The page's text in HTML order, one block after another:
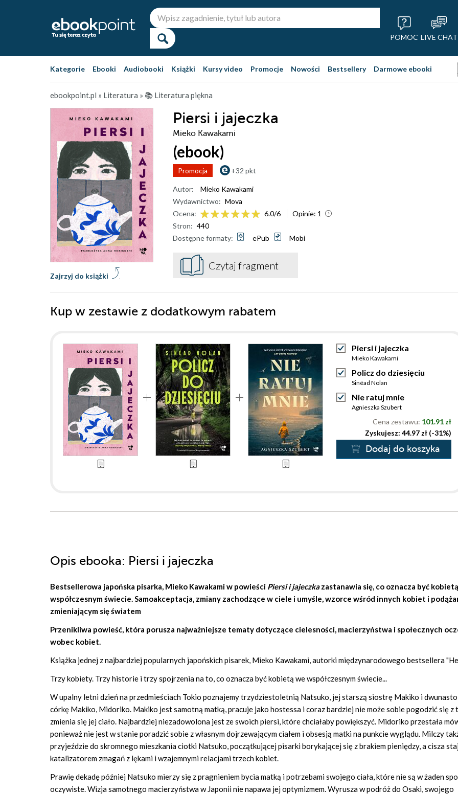
POMOC LIVE CHAT
Kategorie Ebooki Audiobooki Książki Kursy video Promocje Nowości Bestsellery Darmowe ebooki
ebookpoint.pl » Literatura » 📚 Literatura piękna
Piersi i jajeczka
Mieko Kawakami
(ebook)
Promocja +32 pkt
Zajrzyj do książki
Autor:
Mieko Kawakami
Wydawnictwo: Mova
Ocena:
6.0/6 Opinie: 1
Stron: 440
Dostępne formaty:
ePub Mobi
Czytaj fragment
Kup w zestawie z dodatkowym rabatem
Piersi i jajeczka
Mieko Kawakami
Policz do dziesięciu
Sinéad Nolan
Nie ratuj mnie
Agnieszka Szubert
Cena zestawu: 101.91 zł
Zyskujesz: 44.97 zł (-31%)
Dodaj do koszyka
Opis ebooka: Piersi i jajeczka
Bestsellerowa japońska pisarka, Mieko Kawakamiw powieści Piersi i jajeczkazastanawia się, co oznacza być
współczesnym świecie. Samoakceptacja, zmiany zachodzące w ciele i umyśle, wzorce wśród innych kobiet i
zmieniającym się światem
Przenikliwa powieść, która porusza najważniejsze tematy dotyczące cielesności, macierzyństwa i społecznych
wobec kobiet.
Książka jednej z najbardziej popularnych japońskich pisarek, Mieko Kawakami, autorki międzynarodowego bestsellera
Trzy kobiety. Trzy historie i trzy spojrzenia na to, co oznacza być kobietą we współczesnym świecie...
W upalny letni dzień na przedmieściach Tokio poznajemy trzydziestoletnią Natsuko, jej starszą siostrę Makiko i
córkę Makiko, Midoriko. Makiko jest samotną matką, pracuje jako hostessa i coraz bardziej nie może sobie pogodzić się z
zmienia się jej ciało. Najbardziej niezadowolona jest ze swoich piersi, które chciałaby powiększyć. Midoriko przestała
ponieważ nie jest w stanie poradzić sobie z własnym dojrzewającym ciałem i obsesją matki na punkcie wyglądu. Milczy
przyjeździe do skromnego mieszkania ciotki Natsuko, początkującej pisarki borykającej się z brakiem pieniędzy, a cisza
katalizatorem zmagań z lękami i wzajemnymi relacjami trzech kobiet.
Prawię dekadę później Natsuko mierzy się z pragnieniem bycia matką i potrzebami swojego ciała, które nie są w żaden
oczywiste. Wizja samotnego macierzyństwa w Japonii nie napawa jej optymizmem. Wyrusza w podróż do Osaki, swojego